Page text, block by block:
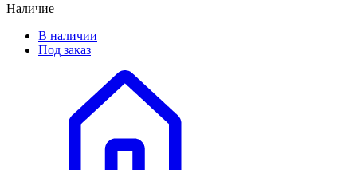
Наличие
В наличии
Под заказ